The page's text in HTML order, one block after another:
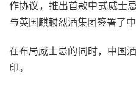
作协议，推出首款中式威士
与英国麒麟烈酒集团签署了
在布局威士忌的同时，中国
印。